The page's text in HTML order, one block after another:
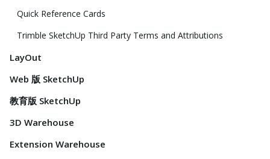
Quick Reference Cards
Trimble SketchUp Third Party Terms and Attributions
LayOut
Web 版 SketchUp
教育版 SketchUp
3D Warehouse
Extension Warehouse